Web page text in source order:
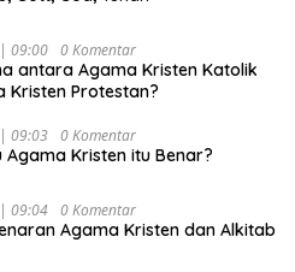
09:00 0 Komentar
antara Agama Kristen Katolik
Kristen Protestan?
09:03 0 Komentar
Kristen itu Benar?
09:04 0 Komentar
Agama Kristen dan Alkitab